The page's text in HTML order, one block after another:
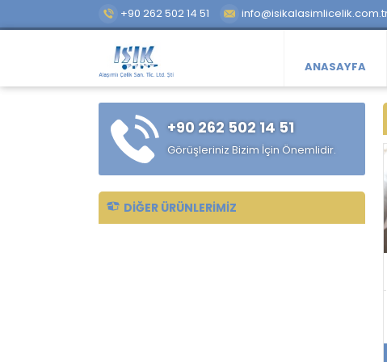
+90 262 502 14 51
ANASAYFA
+90 262 502 14 51
Görüşleriniz Bizim İçin Önemlidir.
DIĞER ÜRÜNLERIMIZ